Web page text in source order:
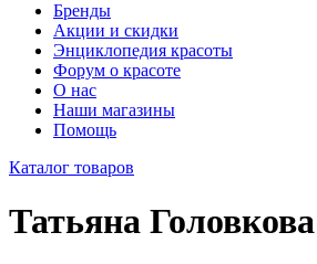
Бренды
Акции и скидки
Энциклопедия красоты
Форум о красоте
О нас
Наши магазины
Помощь
Каталог товаров
Татьяна Головкова